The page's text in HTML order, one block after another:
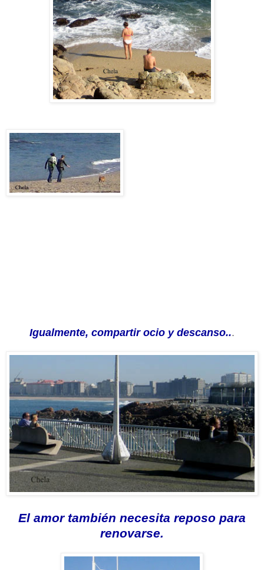
Igualmente, compartir ocio y descanso...
El amor también necesita reposo para
renovarse.